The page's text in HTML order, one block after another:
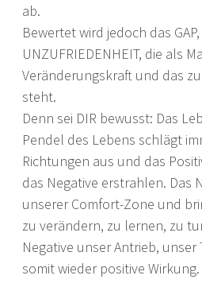
ab.
Bewertet wird jedoch das
UNZUFRIEDENHEIT, die als
Veränderungskraft und das
steht.
Denn sei DIR bewusst: Das
Pendel des Lebens schlägt
Richtungen aus und das
das Negative erstrahlen. Das
unserer Comfort-Zone und
zu verändern, zu lernen, zu
Negative unser Antrieb,
somit wieder positive Wirkung.